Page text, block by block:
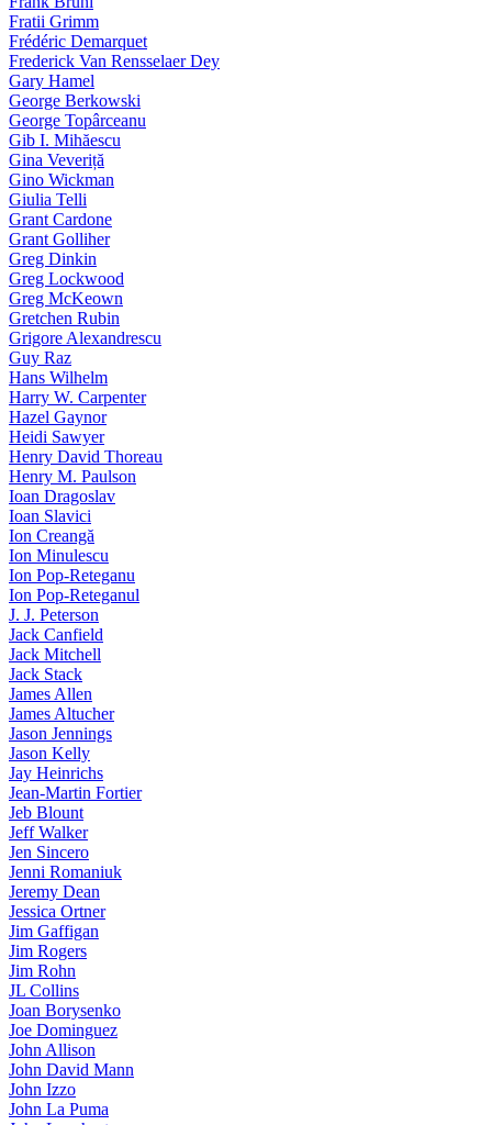
Fratii Grimm
Frédéric Demarquet
Frederick Van Rensselaer Dey
Gary Hamel
George Berkowski
George Topârceanu
Gib I. Mihăescu
Gina Veveriță
Gino Wickman
Giulia Telli
Grant Cardone
Grant Golliher
Greg Dinkin
Greg Lockwood
Greg McKeown
Gretchen Rubin
Grigore Alexandrescu
Guy Raz
Hans Wilhelm
Harry W. Carpenter
Hazel Gaynor
Heidi Sawyer
Henry David Thoreau
Henry M. Paulson
Ioan Dragoslav
Ioan Slavici
Ion Creangă
Ion Minulescu
Ion Pop-Reteganu
Ion Pop-Reteganul
J. J. Peterson
Jack Canfield
Jack Mitchell
Jack Stack
James Allen
James Altucher
Jason Jennings
Jason Kelly
Jay Heinrichs
Jean-Martin Fortier
Jeb Blount
Jeff Walker
Jen Sincero
Jenni Romaniuk
Jeremy Dean
Jessica Ortner
Jim Gaffigan
Jim Rogers
Jim Rohn
JL Collins
Joan Borysenko
Joe Dominguez
John Allison
John David Mann
John Izzo
John La Puma